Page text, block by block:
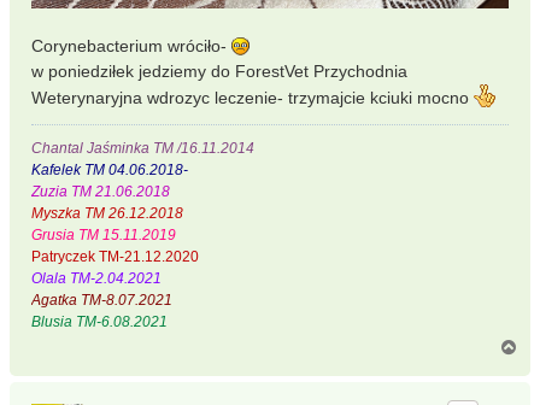
Corynebacterium wróciło-
w poniedziłek jedziemy do ForestVet Przychodnia
Weterynaryjna wdrozyc leczenie- trzymajcie kciuki mocno
Chantal Jaśminka TM /16.11.2014
Kafelek TM 04.06.2018-
Zuzia TM 21.06.2018
Myszka TM 26.12.2018
Grusia TM 15.11.2019
Patryczek TM-21.12.2020
Olala TM-2.04.2021
Agatka TM-8.07.2021
Blusia TM-6.08.2021